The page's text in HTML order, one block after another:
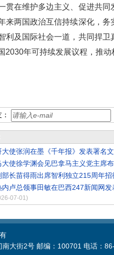
贯在维护多边主义、促进共
来两国政治互信持续深化，
利及国际社会一道，共同捍
2030年可持续发展议程，推
大使张润在墨《千年报》发表署名
大使徐学渊会见巴拿马主义党主席
部长苗得雨出席智利独立215周年招
内卢总领事田敏在巴西247新闻网
07-01)
大街2号 邮编：100701 电话：